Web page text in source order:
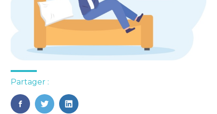
Partager :